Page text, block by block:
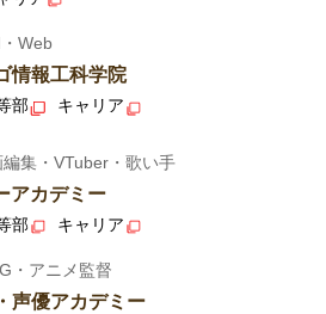
Web
情報工科学院
部 キャリア
集・VTuber・歌い手
アカデミー
部 キャリア
・アニメ監督
声優アカデミー